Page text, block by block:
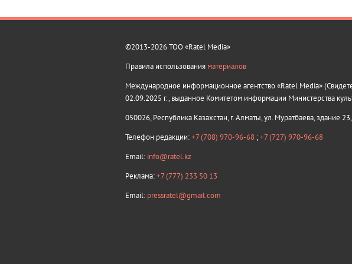
©2013-2026 ТОО «Ratel Media»
Правила использования материалов
Международное информационное агентство «Ratel Media»
02.09.2025 г., выданное Комитетом информации Министерства
050026, Республика Казахстан, г. Алматы, ул. Муратбаева, здание
Телефон редакции:+7 (708) 970-96-68 ;+7 (727) 970-96-68
Email: info@ratel.kz
Реклама:+7 (777) 233 50 13
Email: pressratel@gmail.com